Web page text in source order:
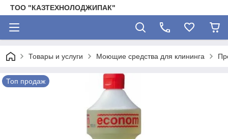
ТОО "КАЗТЕХНОЛОДЖИПАК"
Товары и услуги Моющие средства для клининга
Топ продаж